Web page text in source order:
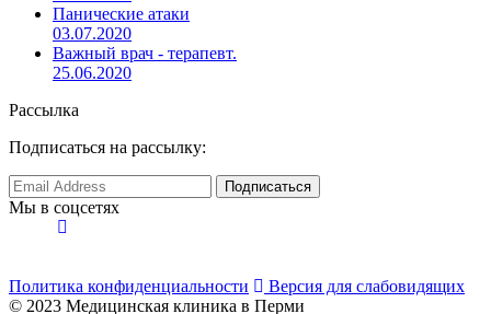
Панические атаки
03.07.2020
Важный врач - терапевт.
25.06.2020
Рассылка
Подписаться на рассылку:
Мы в соцсетях
Политика конфиденциальности
Версия для слабовидящих
© 2023 Медицинская клиника в Перми